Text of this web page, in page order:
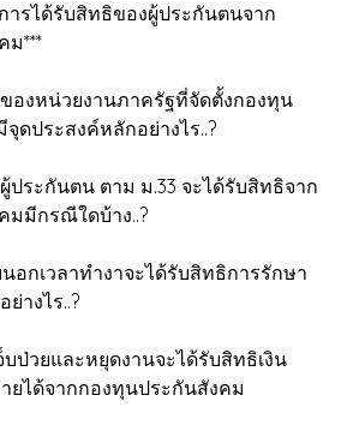
ได้รับสิทธิของผู้ประกันตนจาก
ม***
งหน่วยงานภาครัฐที่จัดตั้งกองทุน
ดประสงค์หลักอย่างไร..?
ระกันตน ตาม ม.33 จะได้รับสิทธิจาก
มมีกรณีใดบ้าง..?
กเวลาทำงาจะได้รับสิทธิการรักษา
างไร..?
ป่วยและหยุดงานจะได้รับสิทธิเงิน
ยได้จากกองทุนประกันสังคม